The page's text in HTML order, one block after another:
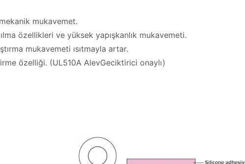
mukavemet.
özellikleri ve yüksek yapışkanlık mukavemeti.
mukavemeti ısıtmayla artar.
özelliği. (UL510A AlevGeciktirici onaylı)